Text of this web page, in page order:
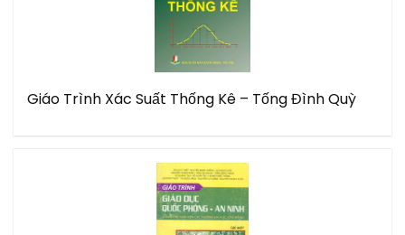
Giáo Trình Xác Suất Thống Kê – Tống Đình Quỳ